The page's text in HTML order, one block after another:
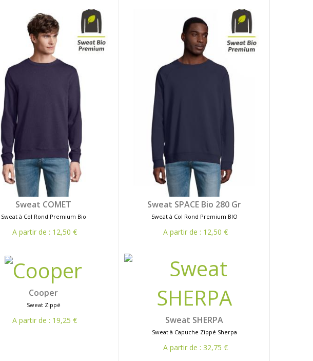
Sweat COMET
Sweat à Col Rond Premium Bio
A partir de : 12,50 €
Sweat SPACE Bio 280 Gr
Sweat à Col Rond Premium BIO
A partir de : 12,50 €
Cooper
Sweat Zippé
A partir de : 19,25 € Sweat SHERPA
Sweat à Capuche Zippé Sherpa
A partir de : 32,75 €